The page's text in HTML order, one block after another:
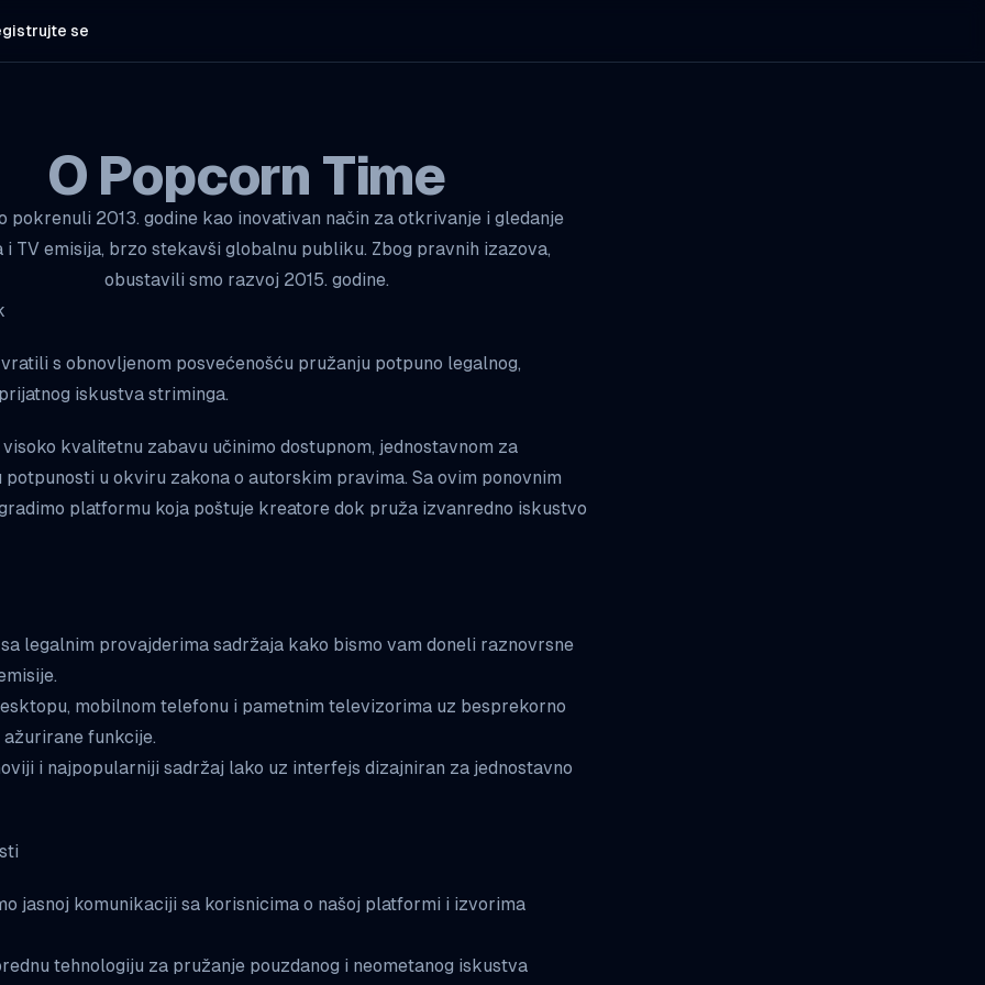
se
O Popcorn Time
pokrenuli 2013. godine kao inovativan način za otkrivanje i gledanje
i TV emisija, brzo stekavši globalnu publiku. Zbog pravnih izazova,
obustavili smo razvoj 2015. godine.
vratili s obnovljenom posvećenošću pružanju potpuno legalnog,
iskustva striminga.
kvalitetnu zabavu učinimo dostupnom, jednostavnom za
potpunosti u okviru zakona o autorskim pravima. Sa ovim ponovnim
platformu koja poštuje kreatore dok pruža izvanredno iskustvo
legalnim provajderima sadržaja kako bismo vam doneli raznovrsne
mobilnom telefonu i pametnim televizorima uz besprekorno
funkcije.
i najpopularniji sadržaj lako uz interfejs dizajniran za jednostavno
jasnoj komunikaciji sa korisnicima o našoj platformi i izvorima
tehnologiju za pružanje pouzdanog i neometanog iskustva